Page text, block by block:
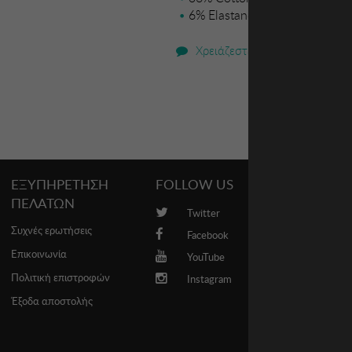
6% Elastane
Χρειάζεστε βοήθεια;
ΕΞΥΠΗΡΕΤΗΣΗ
ΠΕΛΑΤΩΝ
Συχνές ερωτήσεις
Επικοινωνία
Πολιτική επιστροφών
Έξοδα αποστολής
FOLLOW US
Twitter
Facebook
YouTube
Instagram